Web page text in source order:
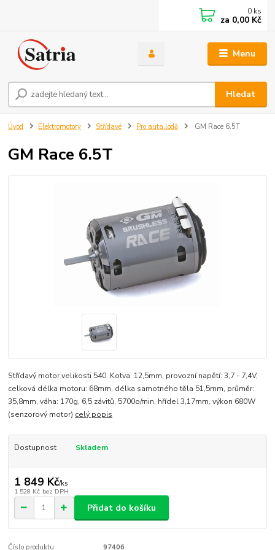
Menu
Hledat
0 ks
za 0,00 Kč
Úvod Elektromotory Střídavé Pro auta.lodě GM Race 6.5T
GM Race 6.5T
Střídavý motor velikosti 540. Kotva: 12,5mm, provozní napětí: 3,7 - 7,4V,
celková délka motoru: 68mm, délka samotného těla 51,5mm, průměr:
35,8mm, váha: 170g, 6,5 závitů, 5700o/min, hřídel 3,17mm, výkon 680W
(senzorový motor) celý popis
Dostupnost Skladem
1 849 Kč/ks
1 528 Kč bez DPH
Přidat do košíku
Číslo produktu: 97406